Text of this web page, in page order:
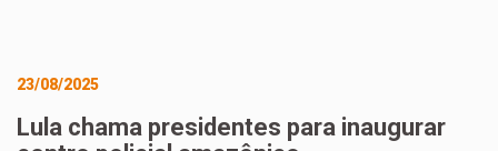
23/08/2025
Lula chama presidentes para inaugurar